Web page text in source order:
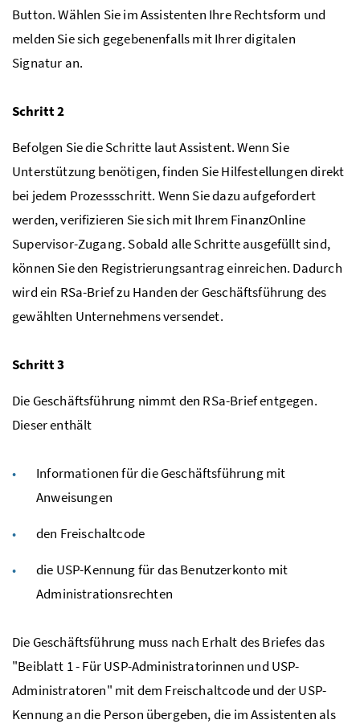
Button. Wählen Sie im Assistenten Ihre Rechtsform und
melden Sie sich gegebenenfalls mit Ihrer digitalen
Signatur an.
Schritt 2
Befolgen Sie die Schritte laut Assistent. Wenn Sie
Unterstützung benötigen, finden Sie Hilfestellungen direkt
bei jedem Prozessschritt. Wenn Sie dazu aufgefordert
werden, verifizieren Sie sich mit Ihrem FinanzOnline
Supervisor-Zugang. Sobald alle Schritte ausgefüllt sind,
können Sie den Registrierungsantrag einreichen. Dadurch
wird ein RSa-Brief zu Handen der Geschäftsführung des
gewählten Unternehmens versendet.
Schritt 3
Die Geschäftsführung nimmt den RSa-Brief entgegen.
Dieser enthält
Informationen für die Geschäftsführung mit
Anweisungen
den Freischaltcode
die USP-Kennung für das Benutzerkonto mit
Administrationsrechten
Die Geschäftsführung muss nach Erhalt des Briefes das
"Beiblatt 1 - Für USP-Administratorinnen und USP-
Administratoren" mit dem Freischaltcode und derUSP-
Kennung an die Person übergeben, die im Assistenten als